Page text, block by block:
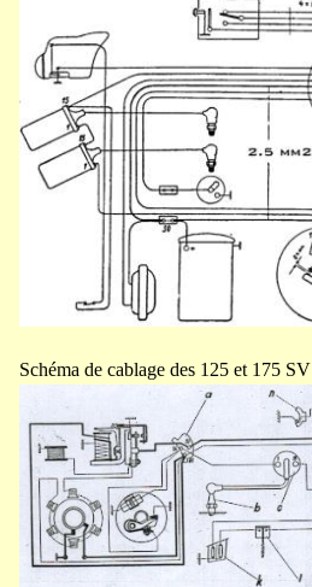
Schéma de cablage des 125 et 175 SV